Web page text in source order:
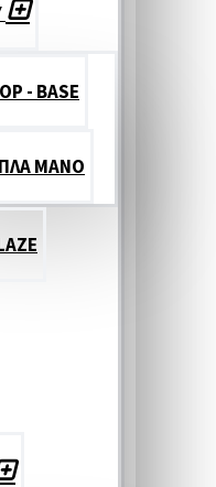
- BASE
ΜΑΝΟ